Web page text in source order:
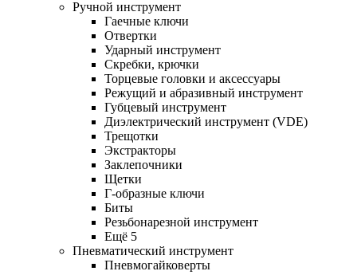
Ручной инструмент
Гаечные ключи
Отвертки
Ударный инструмент
Скребки, крючки
Торцевые головки и аксессуары
Режущий и абразивный инструмент
Губцевый инструмент
Диэлектрический инструмент (VDE)
Трещотки
Экстракторы
Заклепочники
Щетки
Г-образные ключи
Биты
Резьбонарезной инструмент
Ещё 5
Пневматический инструмент
Пневмогайковерты